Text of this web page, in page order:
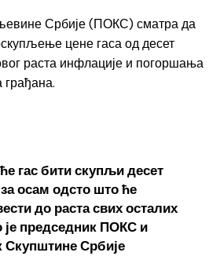
Србије (ПОКС) сматра да
цене гаса од десет
раста инфлације и погоршања
грађана.
гас бити скупљи десет
за осам одсто што ће
до раста свих осталих
је председник ПОКС и
Скупштине Србије